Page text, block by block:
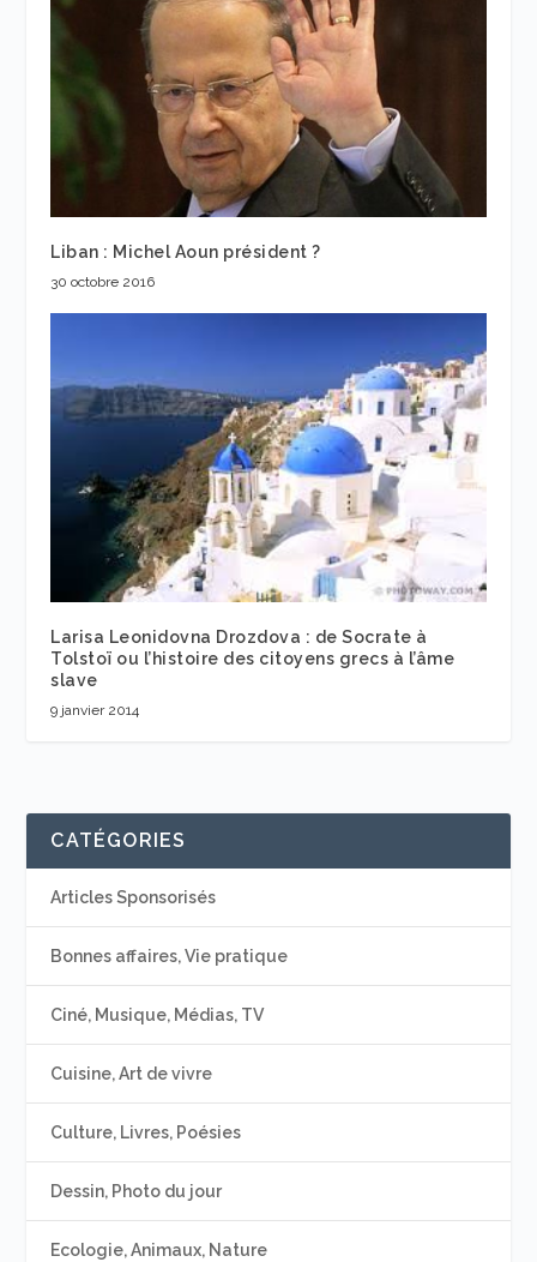
Liban : Michel Aoun président ?
30 octobre 2016
Larisa Leonidovna Drozdova : de Socrate à
Tolstoï ou l’histoire des citoyens grecs à l’âme
slave
9 janvier 2014
CATÉGORIES
Articles Sponsorisés
Bonnes affaires, Vie pratique
Ciné, Musique, Médias, TV
Cuisine, Art de vivre
Culture, Livres, Poésies
Dessin, Photo du jour
Ecologie, Animaux, Nature